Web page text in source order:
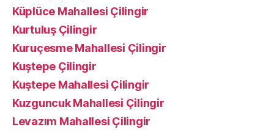
Küplüce Mahallesi Çilingir
Kurtuluş Çilingir
Kuruçesme Mahallesi Çilingir
Kuştepe Çilingir
Kuştepe Mahallesi Çilingir
Kuzguncuk Mahallesi Çilingir
Levazım Mahallesi Çilingir